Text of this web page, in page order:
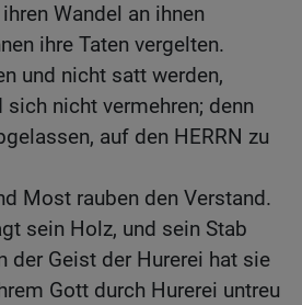
Wandel an ihnen
ihre Taten vergelten.
und nicht satt werden,
sich nicht vermehren; denn
auf den HERRN zu
Most rauben den Verstand.
sein Holz, und sein Stab
der Geist der Hurerei hat sie
Gott durch Hurerei untreu